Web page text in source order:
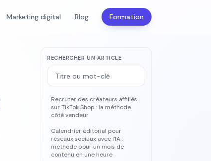
Marketing digital Blog Formation
RECHERCHER UN ARTICLE
Recruter des créateurs affiliés
sur TikTok Shop : la méthode
côté vendeur
Calendrier éditorial pour
réseaux sociaux avec l'IA :
méthode pour un mois de
contenu en une heure